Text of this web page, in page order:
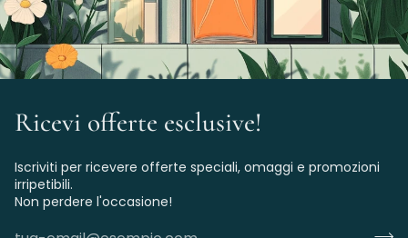
Ricevi offerte esclusive!
Iscriviti per ricevere offerte speciali, omaggi e promozioni
irripetibili.
Non perdere l'occasione!